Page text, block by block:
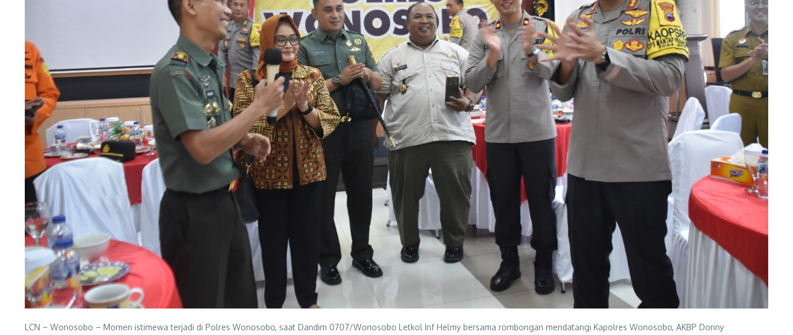
LCN – Wonosobo – Momen istimewa terjadi di Polres Wonosobo, saat Dandim 0707/Wonosobo Letkol Inf Helmy bersama rombongan mendatangi Kapolres Wonosobo, AKBP Donny